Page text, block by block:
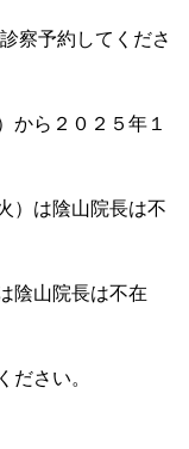
察予約してくださ
から２０２５年１
）は陰山院長は不
陰山院長は不在
ださい。